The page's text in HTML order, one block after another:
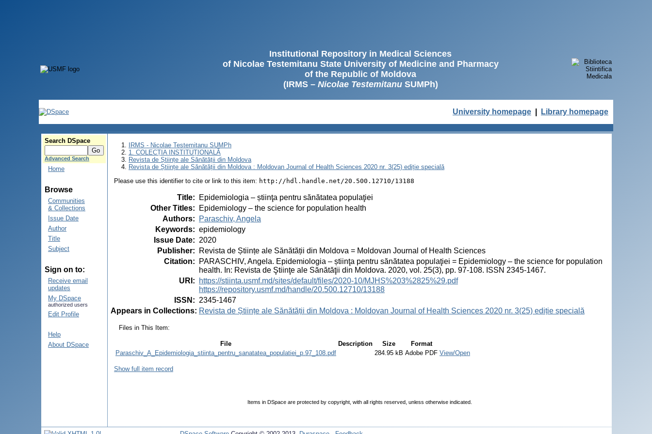
Institutional Repository in Medical Sciences
of Nicolae Testemitanu State University of Medicine and Pharmacy
of the Republic of Moldova
(IRMS – Nicolae TestemitanuSUMPh)
University homepage Library homepage
Search DSpace
Advanced Search
Home
Browse
Communities
& Collections
Issue Date
Author
Title
Subject
Sign on to:
Receive email
updates
My DSpace
authorized users
Edit Profile
Help
About DSpace
IRMS - Nicolae Testemitanu SUMPh
1. COLECȚIA INSTITUȚIONALĂ
Revista de Științe ale Sănătății din Moldova
Revista de Științe ale Sănătății din Moldova : Moldovan Journal of Health Sciences 2020 nr. 3(25) ediție specială
Please use this identifier to cite or link to this item: http://hdl.handle.net/20.500.12710/13188
Title:
Epidemiologia – știinţa pentru sănătatea populaţiei
Other Titles:
Epidemiology – the science for population health
Authors:
Paraschiv, Angela
Keywords: epidemiology
Issue Date: 2020
Publisher:
Revista de Științe ale Sănătății din Moldova = Moldovan Journal of Health Sciences
Citation:
PARASCHIV, Angela. Epidemiologia – știinţa pentru sănătatea populaţiei = Epidemiology – the science for population
health. In: Revista de Ştiinţe ale Sănătăţii din Moldova. 2020, vol. 25(3), pp. 97-108. ISSN 2345-1467.
URI :
https://stiinta.usmf.md/sites/default/files/2020-10/MJHS%203%2825%29.pdf
https://repository.usmf.md/handle/20.500.12710/13188
ISSN : 2345-1467
Appears in Collections: Revista de Științe ale Sănătății din Moldova : Moldovan Journal of Health Sciences 2020 nr. 3(25) ediție specială
Files in This Item:
File Description Size
Format
Paraschiv_A_Epidemiologia_stiinta_pentru_sanatatea_populatiei_p.97_108.pdf
284.95 kB Adobe PDF View/Open
Show full item record
Items in DSpace are protected by copyright, with all rights reserved, unless otherwise indicated.